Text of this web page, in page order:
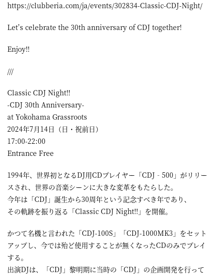
ー
https://clubberia.com/ja/events/302834-Classic-CDJ-Night/
Let’s celebrate the 30th anniversary of CDJ together!
Enjoy!!
///
Classic CDJ Night!!
-CDJ 30th Anniversary-
at Yokohama Grassroots
2024年7月14日（日・祝前日）
17:00-22:00
Entrance Free
1994年、世界初となるDJ用CDプレイヤー「CDJ‐500」がリリー
スされ、世界の音楽シーンに大きな変革をもたらした。
今年は「CDJ」誕生から30周年という記念すべき年であり、
その軌跡を振り返る「Classic CDJ Night!!」を開催。
かつて名機と言われた「CDJ-100S」「CDJ-1000MK3」をセット
アップし、今では殆ど使用することが無くなったCDのみでプレイ
する。
出演DJは、「CDJ」黎明期に当時の「CDJ」の企画開発を行って